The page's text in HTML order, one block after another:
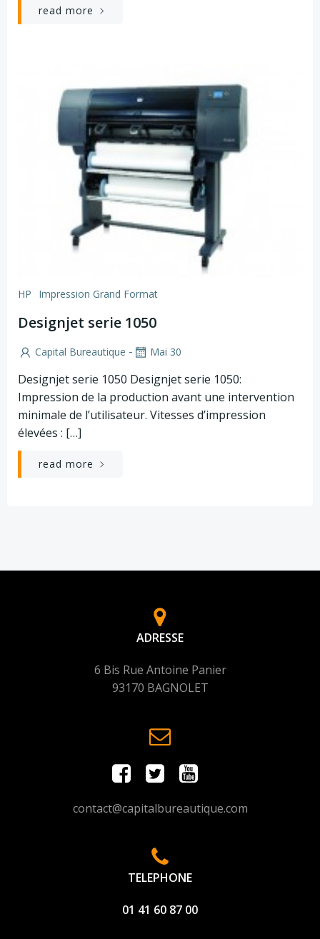
read more
HP Impression Grand Format
Designjet serie 1050
Capital Bureautique - Mai 30
Designjet serie 1050 Designjet serie 1050:
Impression de la production avant une intervention
minimale de l’utilisateur. Vitesses d’impression
élevées : […]
read more
ADRESSE
6 Bis Rue Antoine Panier
93170 BAGNOLET
contact@capitalbureautique.com
TELEPHONE
01 41 60 87 00